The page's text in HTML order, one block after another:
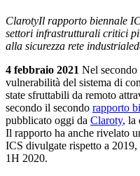
ClarotyIl rapporto biennale
settori infrastrutturali critici
alla sicurezza rete
4 febbraio 2021 Nel
vulnerabilità del sistema di
state sfruttabili da remoto
secondo il secondo rapporto
pubblicato oggi da Claroty, la
Il rapporto ha anche rivelato
ICS divulgate rispetto a
1H 2020.